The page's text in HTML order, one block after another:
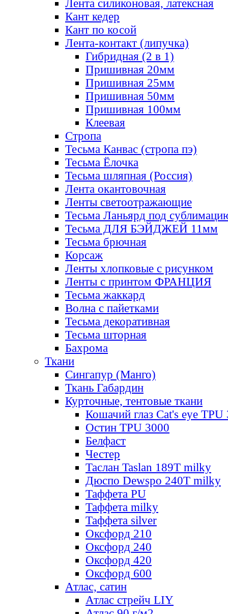
Лента силиконовая, латексная
Кант кедер
Кант по косой
Лента-контакт (липучка)
Гибридная (2 в 1)
Пришивная 20мм
Пришивная 25мм
Пришивная 50мм
Пришивная 100мм
Клеевая
Стропа
Тесьма Канвас (стропа пэ)
Тесьма Ёлочка
Тесьма шляпная (Россия)
Лента окантовочная
Ленты светоотражающие
Тесьма Ланьярд под
Тесьма ДЛЯ БЭЙДЖЕЙ 11мм
Тесьма брючная
Корсаж
Ленты хлопковые с рисунком
Ленты с принтом ФРАНЦИЯ
Тесьма жаккард
Волна с пайетками
Тесьма декоративная
Тесьма шторная
Бахрома
Ткани
Сингапур (Манго)
Ткань Габардин
Курточные, тентовые ткани
Кошачий глаз Cat's eye TPU
Остин TPU 3000
Белфаст
Честер
Таслан Taslan 189T milky
Дюспо Dewspo 240T milky
Таффета PU
Таффета milky
Таффета silver
Оксфорд 210
Оксфорд 240
Оксфорд 420
Оксфорд 600
Атлас, сатин
Атлас стрейч LIY